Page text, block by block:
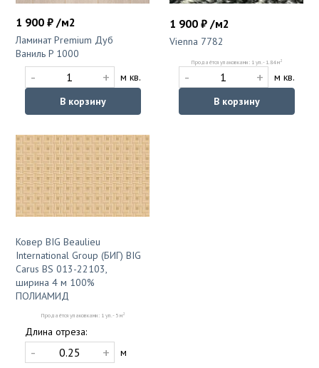
1 900 ₽ /м2
Ламинат Premium Дуб
Ваниль P 1000
- +
м кв.
В корзину
1 900 ₽ /м2
Vienna 7782
Продаётся упаковками: 1 уп. - 1.84 м2
- +
м кв.
В корзину
Ковер BIG Beaulieu
International Group (БИГ) BIG
Carus BS 013-22103,
ширина 4 м 100%
ПОЛИАМИД
Продаётся упаковками: 1 уп. - 5 м2
Длина отреза:
- +
м